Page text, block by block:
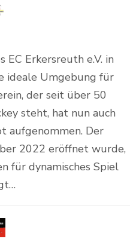
EC Erkersreuth e.V. in
ideale Umgebung für
der seit über 50
steht, hat nun auch
aufgenommen. Der
2022 eröffnet wurde,
für dynamisches Spiel